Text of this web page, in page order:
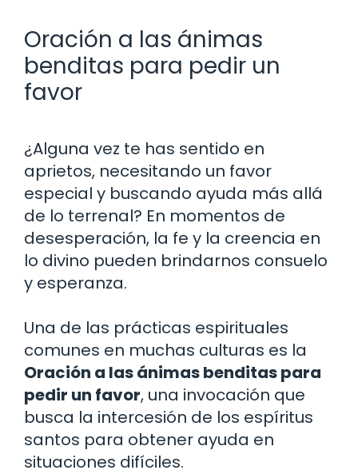
Oración a las ánimas
benditas para pedir un
favor
¿Alguna vez te has sentido en
aprietos, necesitando un favor
especial y buscando ayuda más allá
de lo terrenal? En momentos de
desesperación, la fe y la creencia en
lo divino pueden brindarnos consuelo
y esperanza.
Una de las prácticas espirituales
comunes en muchas culturas es la
Oración a las ánimas benditas para
pedir un favor, una invocación que
busca la intercesión de los espíritus
santos para obtener ayuda en
situaciones difíciles.